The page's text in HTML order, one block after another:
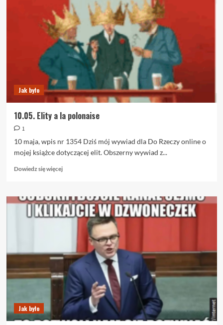
czyli
lis,
Karwe-
lis
Jak było
10.05. Elity a la polonaise
1
10 maja, wpis nr 1354 Dziś mój wywiad dla Do Rzeczy online o
mojej książce dotyczącej elit. Obszerny wywiad z...
Dowiedz się więcejDowiedz
o
10.05.
Elity
Jak było